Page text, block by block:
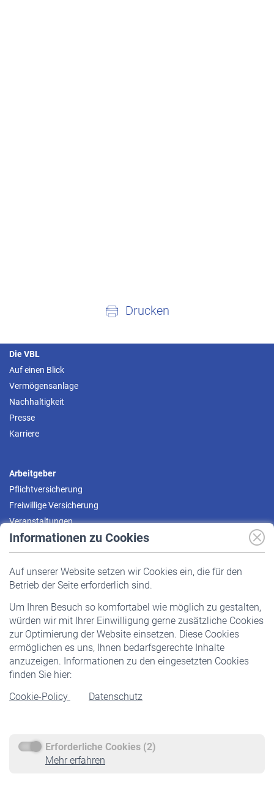
Informationen zu Cookies
Auf unserer Website setzen wir Cookies ein, die für den
Betrieb der Seite erforderlich sind.
Um Ihren Besuch so komfortabel wie möglich zu gestalten,
würden wir mit Ihrer Einwilligung gerne zusätzliche Cookies
zur Optimierung der Website einsetzen. Diese Cookies
ermöglichen es uns, Ihnen bedarfsgerechte Inhalte
anzuzeigen. Informationen zu den eingesetzten Cookies
finden Sie hier:
Cookie-Policy
Datenschutz
Erforderliche Cookies (2)
Mehr erfahren
Drucken
Die VBL
Auf einen Blick
Vermögensanlage
Nachhaltigkeit
Presse
Karriere
Arbeitgeber
Pflichtversicherung
Freiwillige Versicherung
Veranstaltungen
Pflichtversicherung
Staatliche Förderung
Veranstaltungen
Rentner
Rentenbeginn
Rente beantragen
Service
Informationen